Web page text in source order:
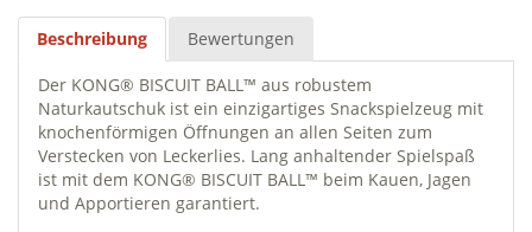
Beschreibung Bewertungen
Der KONG® BISCUIT BALL™ aus robustem
Naturkautschuk ist ein einzigartiges Snackspielzeug mit
knochenförmigen Öffnungen an allen Seiten zum
Verstecken von Leckerlies. Lang anhaltender Spielspaß
ist mit dem KONG® BISCUIT BALL™ beim Kauen, Jagen
und Apportieren garantiert.